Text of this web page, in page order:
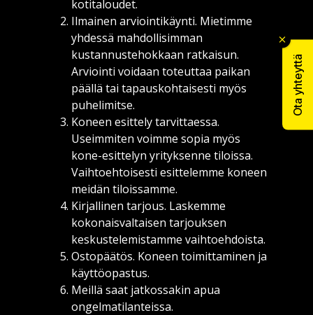
Ota yhteyttä
kotitaloudet.
Ilmainen arviointikäynti. Mietimme
yhdessä mahdollisimman
kustannustehokkaan ratkaisun.
Arviointi voidaan toteuttaa paikan
päällä tai tapauskohtaisesti myös
puhelimitse.
Koneen esittely tarvittaessa.
Useimmiten voimme sopia myös
kone-esittelyn yrityksenne tiloissa.
Vaihtoehtoisesti esittelemme koneen
meidän tiloissamme.
Kirjallinen tarjous. Laskemme
kokonaisvaltaisen tarjouksen
keskustelemistamme vaihtoehdoista.
Ostopäätös. Koneen toimittaminen ja
käyttöopastus.
Meillä saat jatkossakin apua
ongelmatilanteissa.